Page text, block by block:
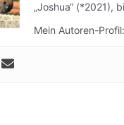
„Joshua“ (*2021),
Mein Autoren-Profil: